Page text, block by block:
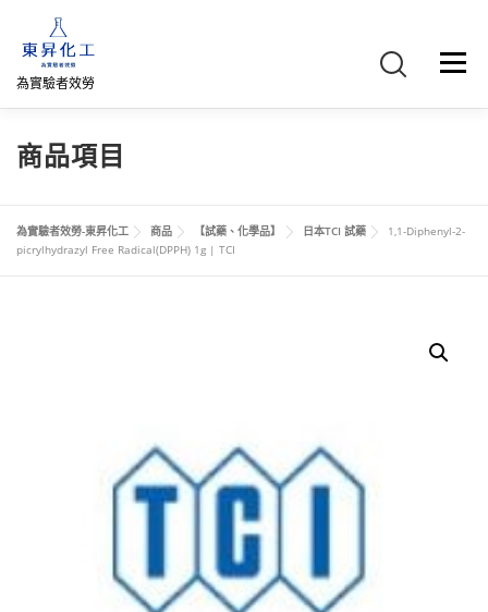
為實驗者效勞
選單
首頁 關於我們
網路商店 直購專區 詢價車、購物車/會員
商品項目
為實驗者效勞-東昇化工 商品 【試藥、化學品】 日本TCI 試藥
1,1-Diphenyl-2-
picrylhydrazyl Free Radical(DPPH) 1g | TCI